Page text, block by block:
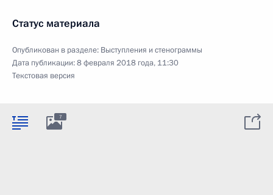
Статус материала
Опубликован в разделе: Выступления и стенограммы
Дата публикации:8 февраля 2018 года, 11:30
Текстовая версия
7